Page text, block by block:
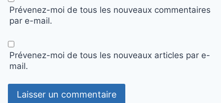
Prévenez-moi de tous les nouveaux commentaires
par e-mail.
Prévenez-moi de tous les nouveaux articles par e-
mail.